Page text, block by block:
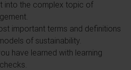
into the complex topic of
important terms and definitions
of sustainability.
have learned with learning